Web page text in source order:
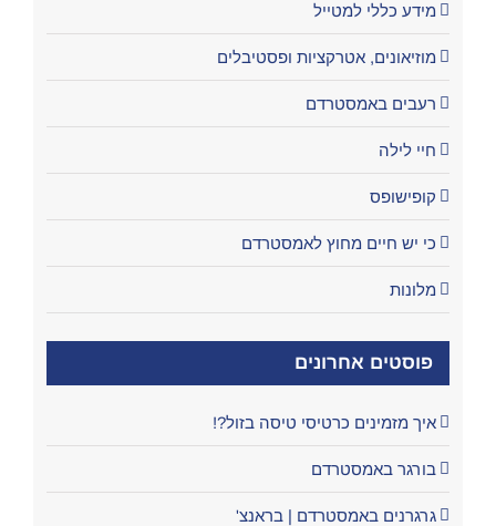
מידע כללי למטייל
מוזיאונים, אטרקציות ופסטיבלים
רעבים באמסטרדם
חיי לילה
קופישופס
כי יש חיים מחוץ לאמסטרדם
מלונות
פוסטים אחרונים
איך מזמינים כרטיסי טיסה בזול?!
בורגר באמסטרדם
גרגרנים באמסטרדם | בראנצ'